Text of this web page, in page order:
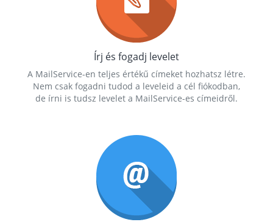
Írj és fogadj levelet
A MailService-en teljes értékű címeket hozhatsz létre.
Nem csak fogadni tudod a leveleid a cél fiókodban,
de írni is tudsz levelet a MailService-es címeidről.